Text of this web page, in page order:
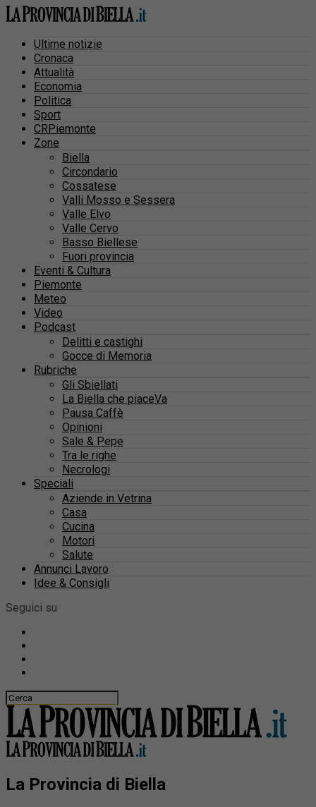
Ultime notizie
Cronaca
Attualità
Economia
Politica
Sport
CRPiemonte
Zone
Biella
Circondario
Cossatese
Valli Mosso e Sessera
Valle Elvo
Valle Cervo
Basso Biellese
Fuori provincia
Eventi & Cultura
Piemonte
Meteo
Video
Podcast
Delitti e castighi
Gocce di Memoria
Rubriche
Gli Sbiellati
La Biella che piaceVa
Pausa Caffè
Opinioni
Sale & Pepe
Tra le righe
Necrologi
Speciali
Aziende in Vetrina
Casa
Cucina
Motori
Salute
Annunci Lavoro
Idee & Consigli
Seguici su
La Provincia di Biella